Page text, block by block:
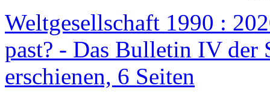
Weltgesellschaft 1990 :
past? - Das Bulletin IV der
erschienen, 6 Seiten